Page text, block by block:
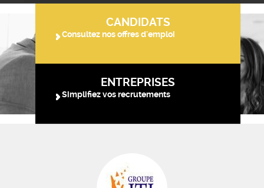
CANDIDATS
Consultez nos offres d'emploi
ENTREPRISES
Simplifiez vos recrutements